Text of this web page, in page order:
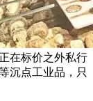
在标价之外私行
沉点工业品，只